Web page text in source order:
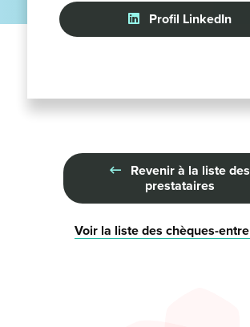
Profil LinkedIn
Revenir à la liste des
prestataires
Voir la liste des chèques-